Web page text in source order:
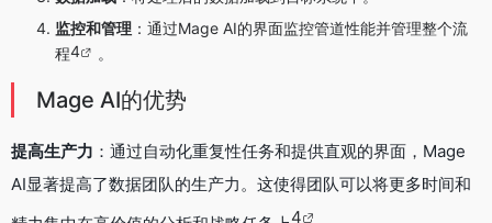
监控和管理 ：通过Mage AI的界面监控管道性能并管理整个流
程4 。
Mage AI的优势
提高生产力 ：通过自动化重复性任务和提供直观的界面，Mage
AI显著提高了数据团队的生产力。这使得团队可以将更多时间和
4